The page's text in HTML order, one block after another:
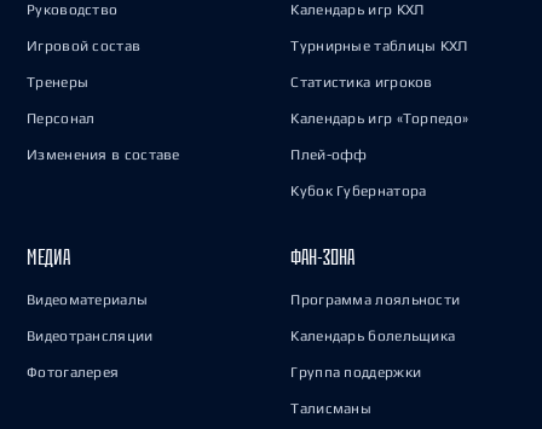
Руководство
Игровой состав
Тренеры
Персонал
Изменения в составе
Календарь игр КХЛ
Турнирные таблицы КХЛ
Статистика игроков
Календарь игр «Торпедо»
Плей-офф
Кубок Губернатора
МЕДИА
Видеоматериалы
Видеотрансляции
Фотогалерея
ФАН-ЗОНА
Программа лояльности
Календарь болельщика
Группа поддержки
Талисманы